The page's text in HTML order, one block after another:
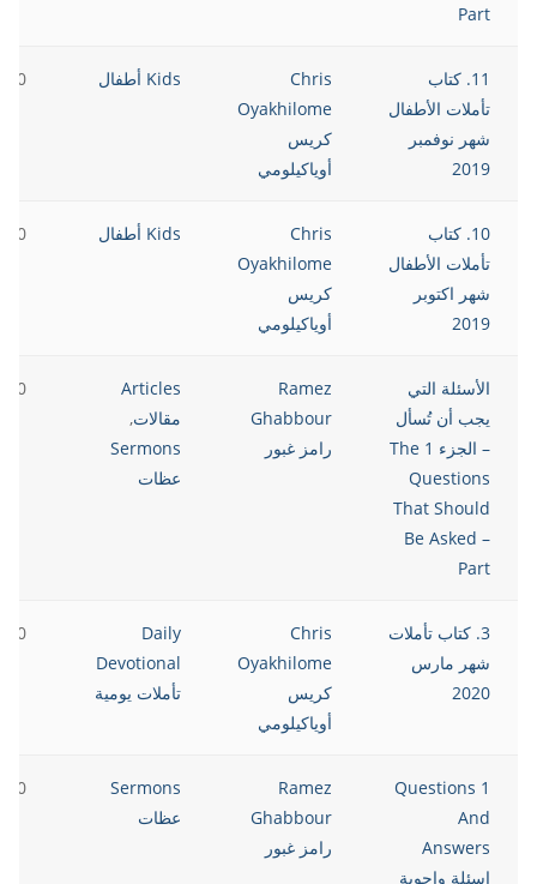
Part
11. كتاب
تأملات الأطفال
شهر نوفمبر
2019
Chris
Oyakhilome
كريس
أوياكيلومي
Kids أطفال
10. كتاب
تأملات الأطفال
شهر اكتوبر
2019
Chris
Oyakhilome
كريس
أوياكيلومي
Kids أطفال
الأسئلة التي
يجب أن تُسأل
– الجزء 1 The
Questions
That Should
Be Asked –
Part
Ramez
Ghabbour
رامز غبور
Articles
مقالات,
Sermons
عظات
3. كتاب تأملات
شهر مارس
2020
Chris
Oyakhilome
كريس
أوياكيلومي
Daily
Devotional
تأملات يومية
1 Questions
And
Answers
اسئلة واجوبة
Ramez
Ghabbour
رامز غبور
Sermons
عظات